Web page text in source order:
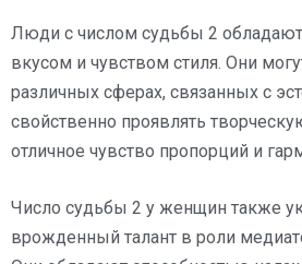
Люди с числом судьбы 2
вкусом и чувством стиля. Они
различных сферах, связанных с
свойственно проявлять
отличное чувство пропорций и
Число судьбы 2 у женщин также
врожденный талант в роли